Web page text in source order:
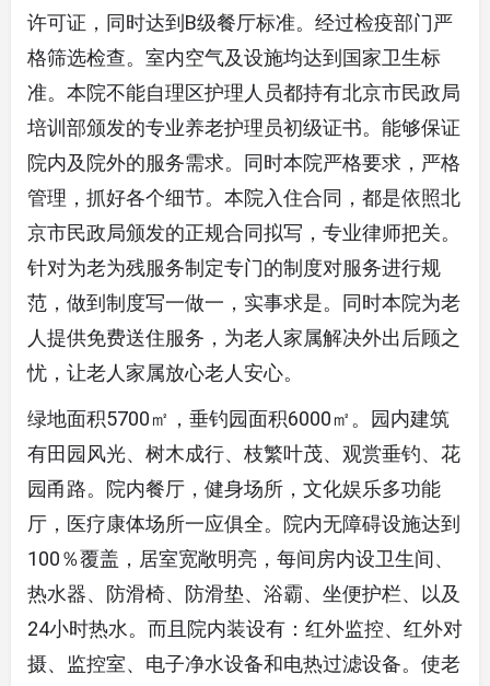
许可证，同时达到B级餐厅标准。经过检疫部门严
格筛选检查。室内空气及设施均达到国家卫生标
准。本院不能自理区护理人员都持有北京市民政局
培训部颁发的专业养老护理员初级证书。能够保证
院内及院外的服务需求。同时本院严格要求，严格
管理，抓好各个细节。本院入住合同，都是依照北
京市民政局颁发的正规合同拟写，专业律师把关。
针对为老为残服务制定专门的制度对服务进行规
范，做到制度写一做一，实事求是。同时本院为老
人提供免费送住服务，为老人家属解决外出后顾之
忧，让老人家属放心老人安心。
绿地面积5700㎡，垂钓园面积6000㎡。园内建筑
有田园风光、树木成行、枝繁叶茂、观赏垂钓、花
园甬路。院内餐厅，健身场所，文化娱乐多功能
厅，医疗康体场所一应俱全。院内无障碍设施达到
100％覆盖，居室宽敞明亮，每间房内设卫生间、
热水器、防滑椅、防滑垫、浴霸、坐便护栏、以及
24小时热水。而且院内装设有：红外监控、红外对
摄、监控室、电子净水设备和电热过滤设备。使老